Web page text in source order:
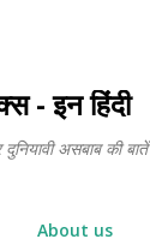
- इन हिंदी
असबाब की बातें
About us